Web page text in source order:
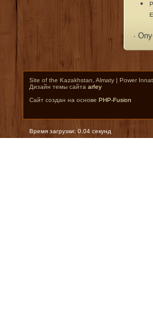
·
Site of the Kazakhstan, Almaty | Power
Дизайн темы сайта arfey
Сайт создан на основе PHP-Fusion
Время загрузки: 0.04 секунд